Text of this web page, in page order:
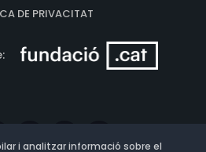
DE PRIVACITAT
i analitzar informació sobre el